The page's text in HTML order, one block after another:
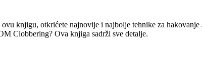
knjigu, otkrićete najnovije i najbolje tehnike za
Clobbering? Ova knjiga sadrži sve detalje.